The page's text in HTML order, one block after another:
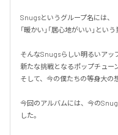
Snugsというグループ名には、
「暖かい」「居心地がいい」とい
そんなSnugsらしい明るいアッ
新たな挑戦となるポップチューン
そして、今の僕たちの等身大の
今回のアルバムには、今の
した。